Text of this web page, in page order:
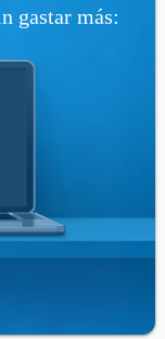
gastar más: